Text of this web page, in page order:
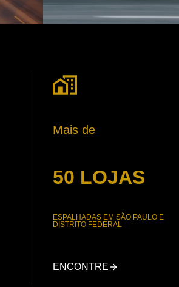
Mais de
50 LOJAS
ESPALHADAS EM SÃO PAULO E
DISTRITO FEDERAL
ENCONTRE